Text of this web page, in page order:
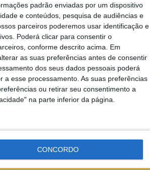
padrão enviadas por um dispositivo
e conteúdos, pesquisa de audiências e
parceiros poderemos usar identificação e
Poderá clicar para consentir o
conforme descrito acima. Em
as suas preferências antes de consentir
dos seus dados pessoais poderá
esse processamento. As suas preferências
ou retirar seu consentimento a
na parte inferior da página.
CONCORDO
31 (59,62%)